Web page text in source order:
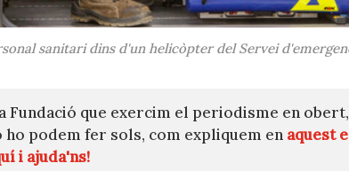
sanitari dins d'un helicòpter del Servei
Fundació que exercim el periodisme en
ho podem fer sols, com expliquem en aquest
i ajuda'ns!